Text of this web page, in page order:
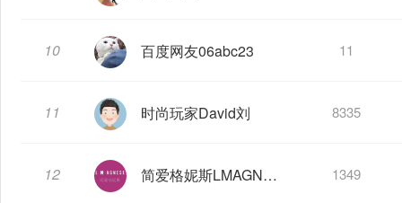
10 百度网友06abc23 11
11 时尚玩家David刘 8335
12 简爱格妮斯LMAGNESE 1349